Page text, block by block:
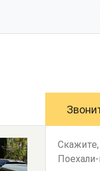
Скажите,